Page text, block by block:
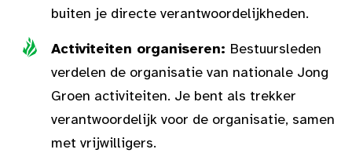
buiten je directe verantwoordelijkheden.
Activiteiten organiseren: Bestuursleden
verdelen de organisatie van nationale Jong
Groen activiteiten. Je bent als trekker
verantwoordelijk voor de organisatie, samen
met vrijwilligers.